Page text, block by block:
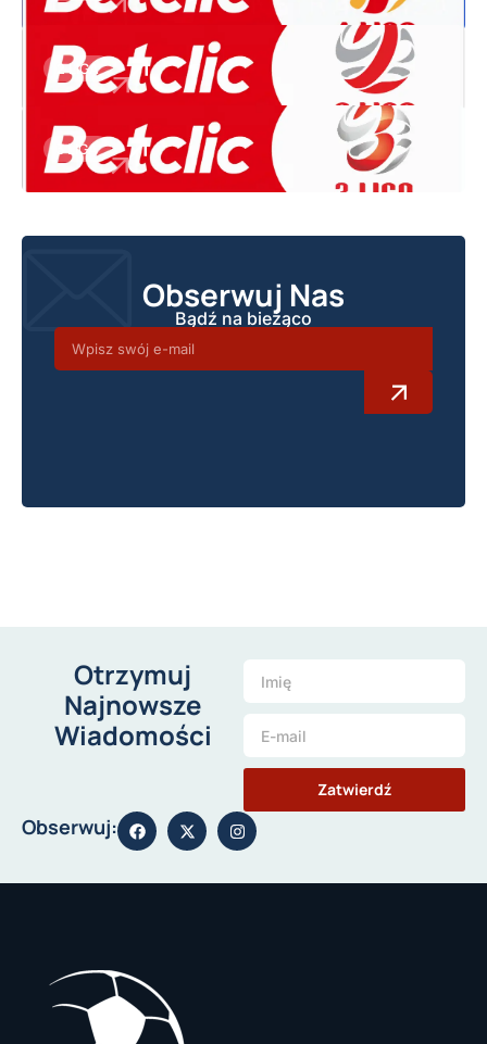
2 LIGA
3 LIGA
Obserwuj Nas
Bądź na bieżąco
Otrzymuj
Najnowsze
Wiadomości
Zatwierdź
Obserwuj: